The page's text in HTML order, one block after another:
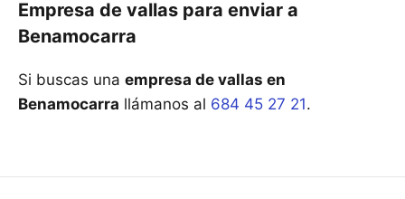
Empresa de vallas para enviar a
Benamocarra
Si buscas una empresa de vallas en
Benamocarra llámanos al 684 45 27 21.